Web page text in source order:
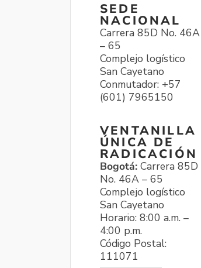
SEDE
NACIONAL
Carrera 85D No. 46A
– 65
Complejo logístico
San Cayetano
Conmutador: +57
(601) 7965150
VENTANILLA
ÚNICA DE
RADICACIÓN
Bogotá: Carrera 85D
No. 46A – 65
Complejo logístico
San Cayetano
Horario: 8:00 a.m. –
4:00 p.m.
Código Postal:
111071